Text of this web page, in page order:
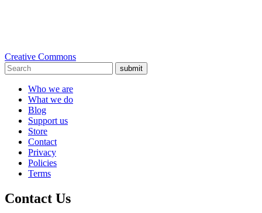
Creative Commons
submit
Who we are
What we do
Blog
Support us
Store
Contact
Privacy
Policies
Terms
Contact Us